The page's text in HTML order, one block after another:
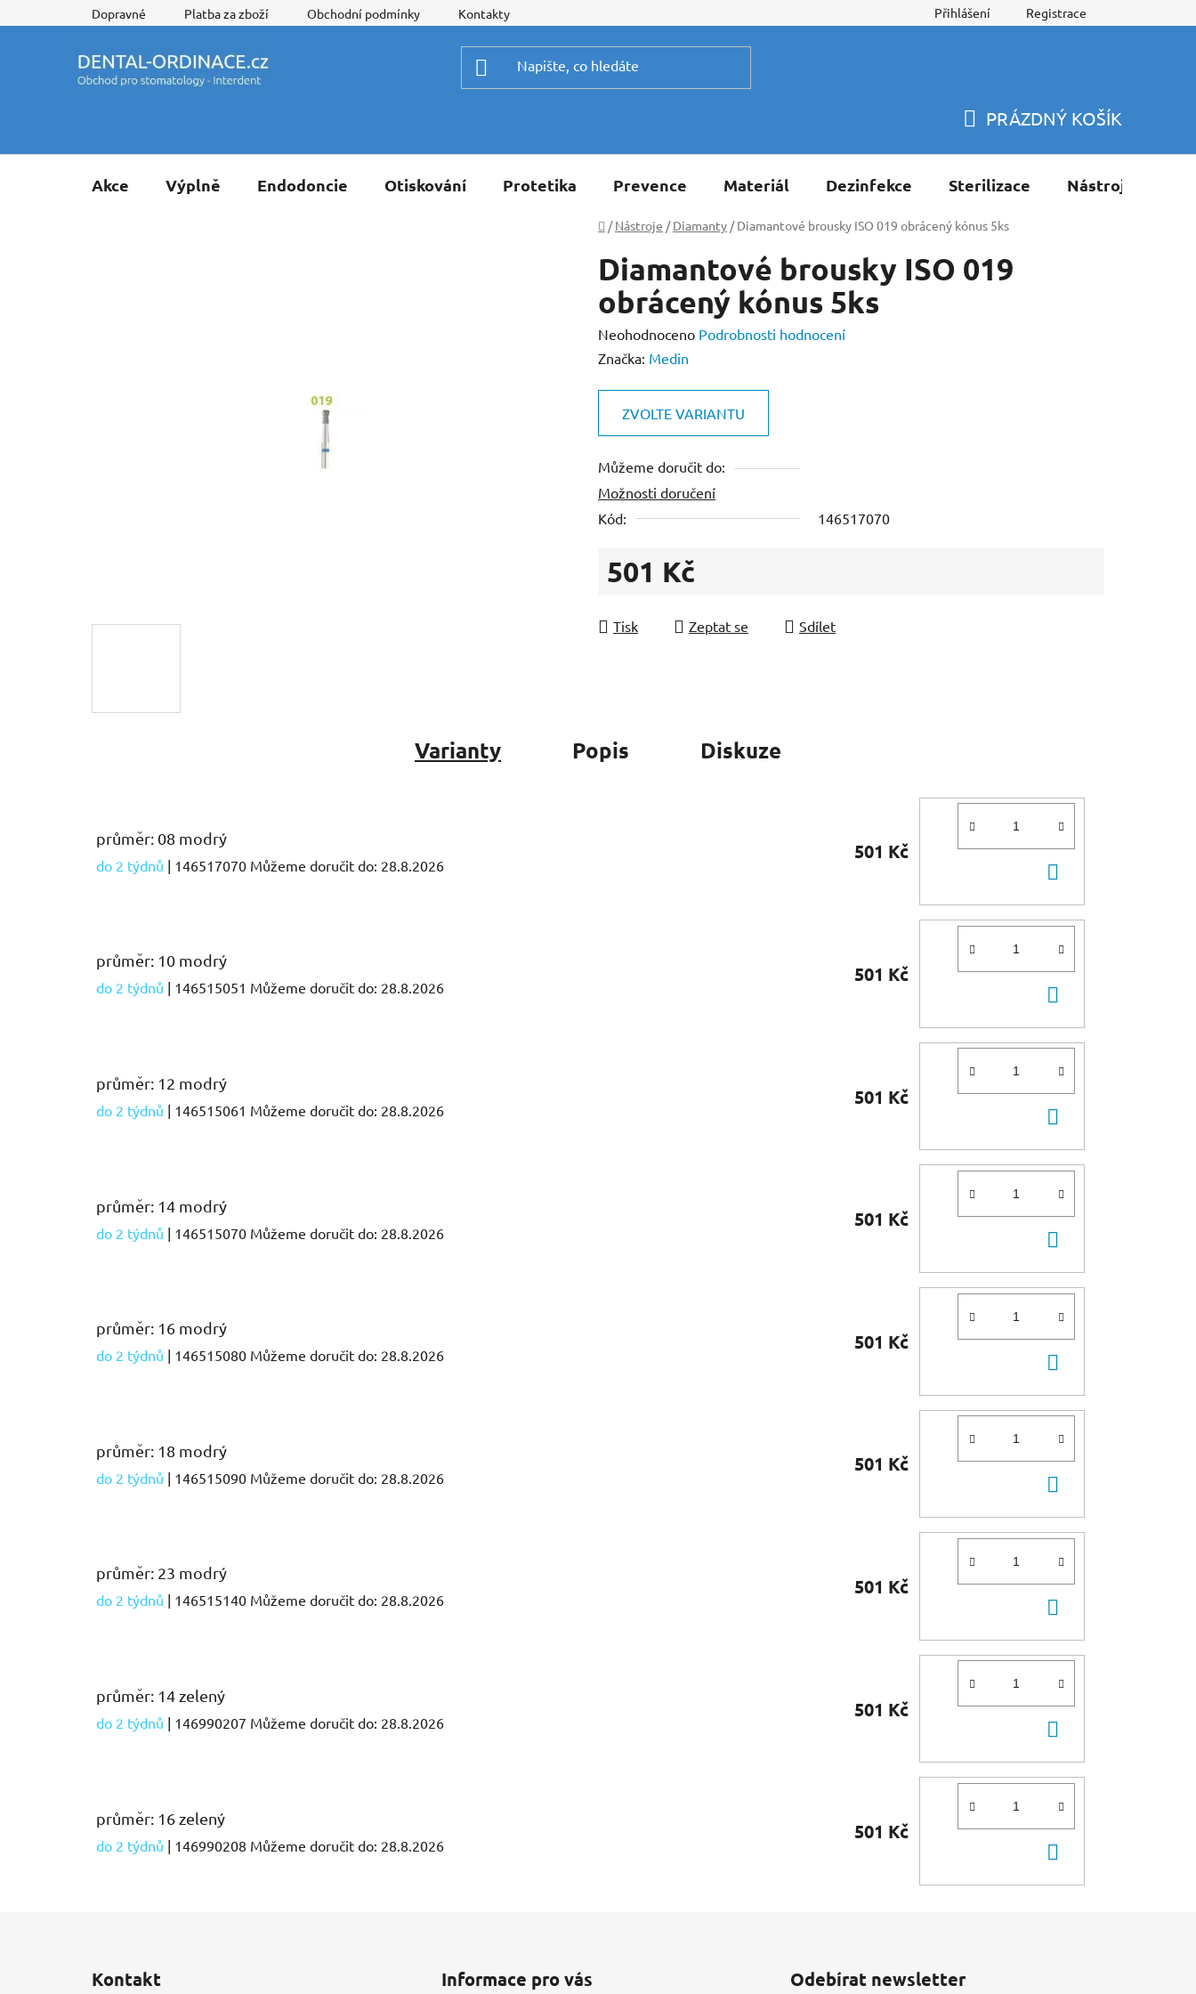
na
Dopravné Platba za zboží Obchodní podmínky Kontakty Přihlášení Registrace
KOŠÍK
PRÁZDNÝ KOŠÍK
Akce Výplně Endodoncie Otiskování Protetika Prevence Materiál Dezinfekce Sterilizace Nástroje
Domů
/ Nástroje / Diamanty / Diamantové brousky ISO 019 obrácený kónus 5ks
Diamantové brousky ISO 019
obrácený kónus 5ks
Průměrné
hodnocení
5
hvězdiček.
Neohodnoceno Podrobnosti hodnocení
Značka: Medin
ZVOLTE VARIANTU
Můžeme doručit do:
Možnosti doručení
Kód:
146517070
501 Kč
Tisk
Zeptat se Sdílet
Varianty Popis Diskuze
průměr: 08 modrý
do 2 týdnů | 146517070 Můžeme doručit do: 28.8.2026
501 Kč
průměr: 10 modrý
do 2 týdnů | 146515051 Můžeme doručit do: 28.8.2026
501 Kč
průměr: 12 modrý
do 2 týdnů | 146515061 Můžeme doručit do: 28.8.2026
501 Kč
průměr: 14 modrý
do 2 týdnů | 146515070 Můžeme doručit do: 28.8.2026
501 Kč
průměr: 16 modrý
do 2 týdnů | 146515080 Můžeme doručit do: 28.8.2026
501 Kč
průměr: 18 modrý
do 2 týdnů | 146515090 Můžeme doručit do: 28.8.2026
501 Kč
průměr: 23 modrý
do 2 týdnů | 146515140 Můžeme doručit do: 28.8.2026
501 Kč
průměr: 14 zelený
do 2 týdnů | 146990207 Můžeme doručit do: 28.8.2026
501 Kč
průměr: 16 zelený
do 2 týdnů | 146990208 Můžeme doručit do: 28.8.2026
501 Kč
Kontakt Informace pro vás Odebírat newsletter